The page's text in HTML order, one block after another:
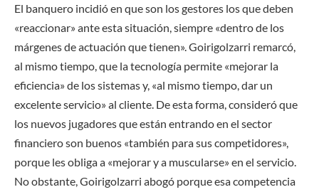
El banquero incidió en que son los gestores los que deben
«reaccionar» ante esta situación, siempre «dentro de los
márgenes de actuación que tienen». Goirigolzarri remarcó,
al mismo tiempo, que la tecnología permite «mejorar la
eficiencia» de los sistemas y, «al mismo tiempo, dar un
excelente servicio» al cliente. De esta forma, consideró que
los nuevos jugadores que están entrando en el sector
financiero son buenos «también para sus competidores»,
porque les obliga a «mejorar y a muscularse» en el servicio.
No obstante, Goirigolzarri abogó porque esa competencia